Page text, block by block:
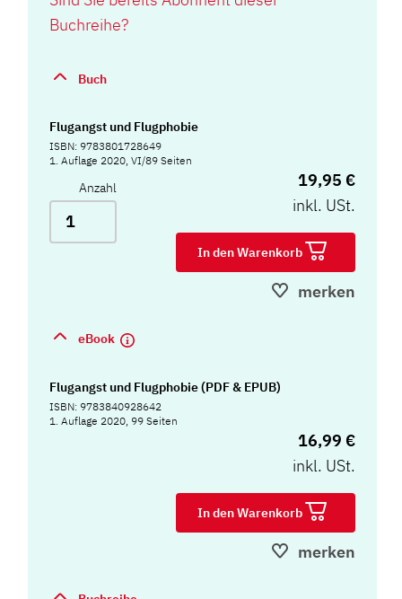
Buchreihe?
Buch
Flugangst und Flugphobie
ISBN: 9783801728649
1. Auflage 2020, VI/89 Seiten
Anzahl
19,95 €
inkl. USt.
In den Warenkorb
merken
eBook
Flugangst und Flugphobie (PDF & EPUB)
ISBN: 9783840928642
1. Auflage 2020, 99 Seiten
16,99 €
inkl. USt.
In den Warenkorb
merken